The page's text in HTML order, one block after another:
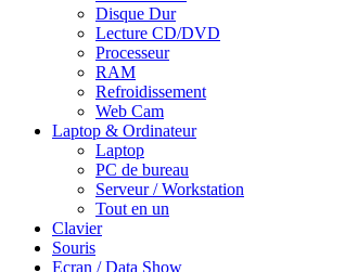
Disque Dur
Lecture CD/DVD
Processeur
RAM
Refroidissement
Web Cam
Laptop & Ordinateur
Laptop
PC de bureau
Serveur / Workstation
Tout en un
Clavier
Souris
Ecran / Data Show